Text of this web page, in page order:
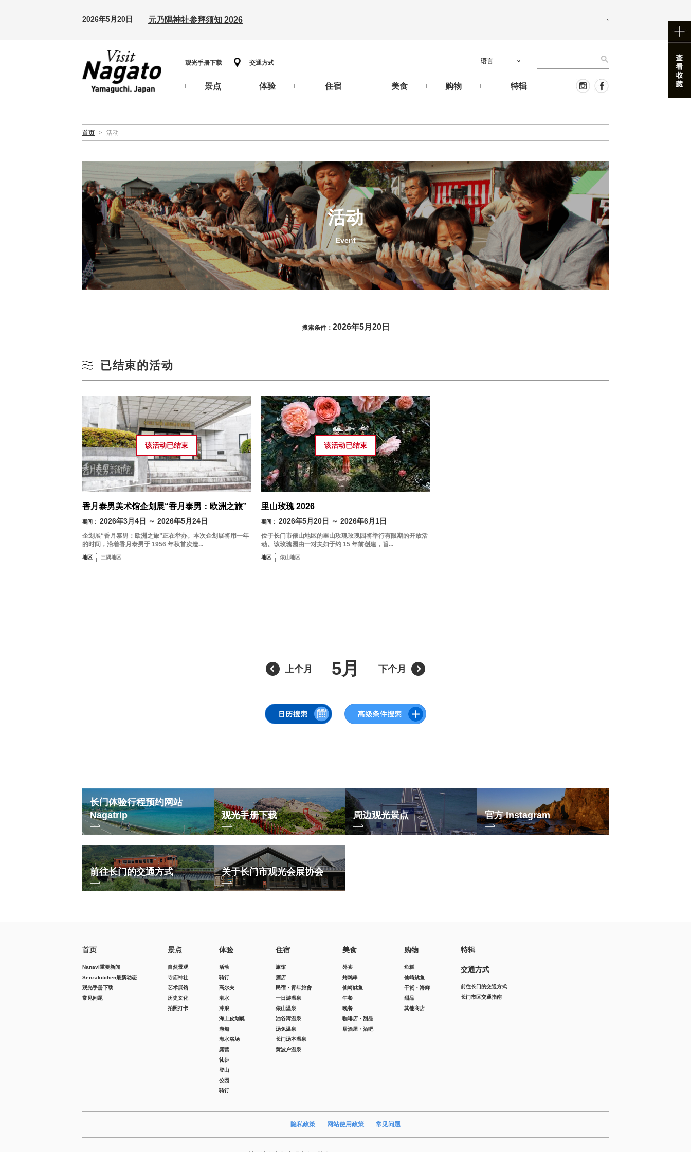
2026年5月20日 元乃隅神社参拜须知 2026
观光手册下载 交通方式
景点 体验 住宿 美食 购物 特辑
语言
首页 > 活动
活动
Event
搜索条件： 2026年5月20日
已结束的活动
该活动已结束
香月泰男美术馆企划展“香月泰男：欧洲之旅”
期间： 2026年3月4日 ～ 2026年5月24日
企划展“香月泰男：欧洲之旅”正在举办。本次企划展将用一年
的时间，沿着香月泰男于 1956 年秋首次造...
地区 三隅地区
该活动已结束
里山玫瑰 2026
期间： 2026年5月20日 ～ 2026年6月1日
位于长门市俵山地区的里山玫瑰玫瑰园将举行有限期的开放活
动。该玫瑰园由一对夫妇于约 15 年前创建，旨...
地区 俵山地区
上个月 下个月
5月
8 月
二 三 四 五
26 27 28
« 7 月 9 月 »
按季节搜索 by Season
春季
按关键词搜索
长门体验行程预约网站
Nagatrip
观光手册下载 周边观光景点 官方 Instagram
前往长门的交通方式 关于长门市观光会展协会
首页
Nanavi重要新闻
Senzakitchen最新动态
观光手册下载
常见问题
景点
自然景观
寺庙神社
艺术展馆
历史文化
拍照打卡
体验
活动
骑行
高尔夫
潜水
冲浪
海上皮划艇
游船
海水浴场
露营
徒步
登山
公园
骑行
住宿
旅馆
酒店
民宿・青年旅舍
一日游温泉
俵山温泉
油谷湾温泉
汤免温泉
长门汤本温泉
黄波户温泉
美食
外卖
烤鸡串
仙崎鱿鱼
午餐
晚餐
咖啡店・甜品
居酒屋・酒吧
购物
鱼糕
仙崎鱿鱼
干货・海鲜
甜品
其他商店
特辑
交通方式
前往长门的交通方式
长门市区交通指南
隐私政策 网站使用政策 常见问题